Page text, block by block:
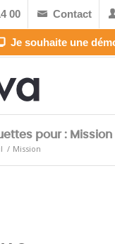
00  Contact
Je souhaite une
pour : Mission
/ Mission